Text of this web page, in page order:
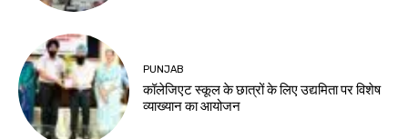
PUNJAB
कॉलेजिएट स्कूल के छात्रों के लिए उद्यमिता पर विशेष
व्याख्यान का आयोजन